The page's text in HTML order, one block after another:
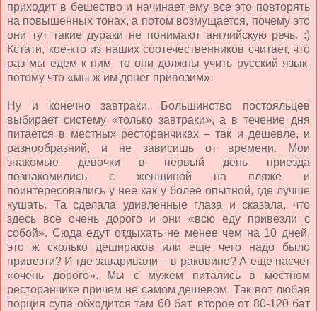
приходит в бешество и начинает ему все это повторять
на повышенных тонах, а потом возмущается, почему это
они тут такие дураки не понимают английскую речь. :)
Кстати, кое-кто из наших соотечественников считает, что
раз мы едем к ним, то они должны учить русский язык,
потому что «мы ж им денег привозим».
Ну и конечно завтраки. Большинство постояльцев
выбирает систему «только завтраки», а в течение дня
питается в местных ресторанчиках – так и дешевле, и
разнообразний, и не зависишь от времени. Мои
знакомые девочки в первый день приезда
познакомились с женщиной на пляже и
поинтересовались у нее как у более опытной, где лучше
кушать. Та сделала удивленные глаза и сказала, что
здесь все очень дорого и они «всю еду привезли с
собой». Сюда едут отдыхать не менее чем на 10 дней,
это ж сколько дешираков или еще чего надо было
привезти? И где заваривали – в раковине? А еще насчет
«очень дорого». Мы с мужем питались в местном
ресторанчике причем не самом дешевом. Так вот любая
порция супа обходится там 60 бат, второе от 80-120 бат